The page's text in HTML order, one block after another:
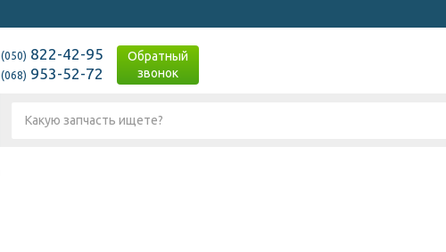
(050) 822-42-95
(068) 953-52-72
Обратный
звонок